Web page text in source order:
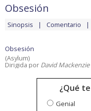
Obsesión
Sinopsis Comentario
Obsesión
(Asylum)
Dirigida por David Mackenzie
¿Qué
Genial